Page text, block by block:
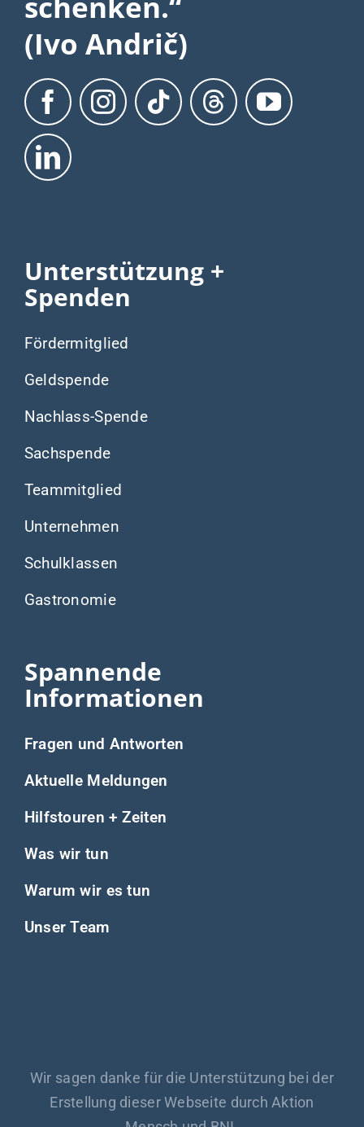
(Ivo Andrič)
Unterstützung +
Spenden
Fördermitglied
Geldspende
Nachlass-Spende
Sachspende
Teammitglied
Unternehmen
Schulklassen
Gastronomie
Spannende
Informationen
Fragen und Antworten
Aktuelle Meldungen
Hilfstouren + Zeiten
Was wir tun
Warum wir es tun
Unser Team
Wir sagen danke für die Unterstützung bei der
Erstellung dieser Webseite durch Aktion